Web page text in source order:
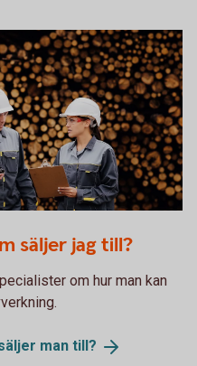
säljer jag till?
om hur man kan
man till?